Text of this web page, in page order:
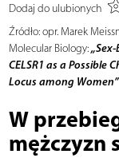
Dodaj do ulubionych
Źródło:opr. Marek
Molecular Biology:
CELSR1 as a Possible
Locus among Women”
W
mężczyzn